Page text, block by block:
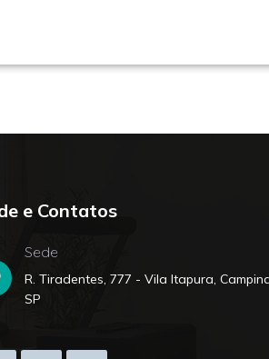
e Contatos
Sede
R. Tiradentes, 777 - Vila Itapura,
SP